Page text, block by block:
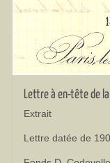
Lettre à en-tête de
Extrait
Lettre datée de